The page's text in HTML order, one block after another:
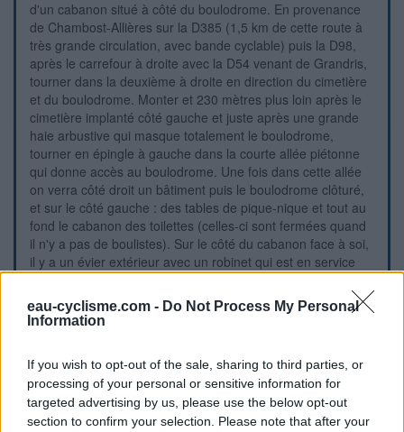
eau-cyclisme.com - Do Not Process My Personal
Information
If you wish to opt-out of the sale, sharing to third parties, or
processing of your personal or sensitive information for
targeted advertising by us, please use the below opt-out
section to confirm your selection. Please note that after your
d'un cabanon situé à côté du boulodrome. En provenance
de Chambost-Allières sur la D385 (1,5 km de cette route à
très grande circulation, avec bande cyclable) puis la D98,
après le carrefour à droite avec la D54 venant de Grandris,
tourner dans la deuxième à droite en direction du cimetière
et du boulodrome. Monter et 230 mètres plus loin après le
cimetière implanté côté gauche et juste après une grande
haie arbustive qui masque totalement le boulodrome,
tourner en épingle à gauche dans la courte allée piétonne
qui donne accès au boulodrome. Une fois dans cette allée
on verra côté droit un bâtiment puis le boulodrome clôturé,
et sur le côté gauche : des tables de pique-nique et tout au
fond le cabanon des toilettes (celles-ci sont fermées quand
il n'y a pas de boulistes). Sur le côté du cabanon face à soi,
il y a un évier extérieur avec un robinet qui est en service
savon sur tige pour se laver les mains si on s'est sali en
réparant une crevaison.
Repères visuels